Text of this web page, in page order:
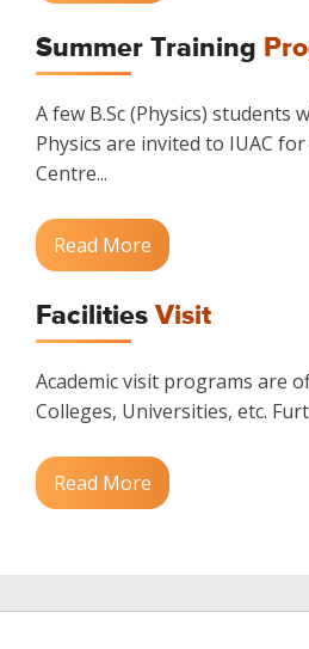
Summer Training
A few B.Sc (Physics)
Physics are invited to IUAC
Centre...
Read More
FacilitiesVisit
Academic visit programs are
Colleges, Universities, etc.
Read More